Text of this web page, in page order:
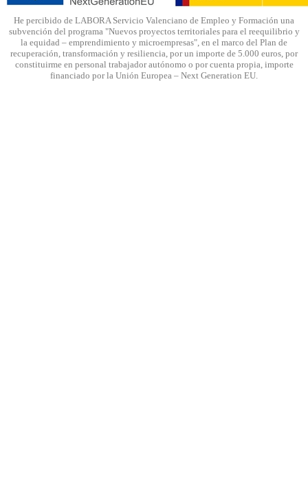
He percibido de LABORA Servicio Valenciano de Empleo y Formación una
subvención del programa "Nuevos proyectos territoriales para el reequilibrio y
la equidad – emprendimiento y microempresas", en el marco del Plan de
recuperación, transformación y resiliencia, por un importe de 5.000 euros, por
constituirme en personal trabajador autónomo o por cuenta propia, importe
financiado por la Unión Europea – Next Generation EU.